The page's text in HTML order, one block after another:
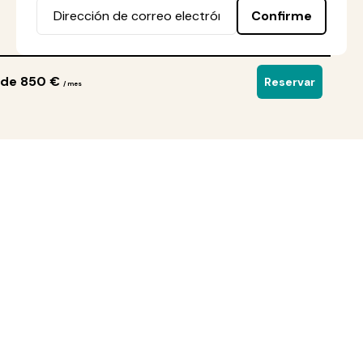
Confirme
850 € / mes Reservar